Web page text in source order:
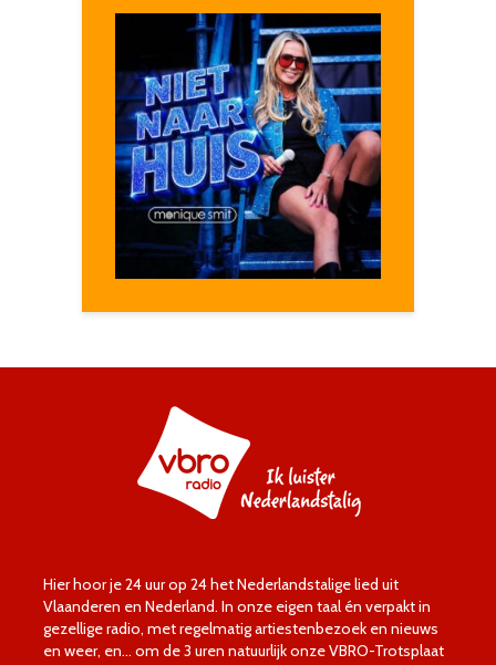
Hier hoor je 24 uur op 24 het Nederlandstalige lied uit
Vlaanderen en Nederland. In onze eigen taal én verpakt in
gezellige radio, met regelmatig artiestenbezoek en nieuws
en weer, en… om de 3 uren natuurlijk onze VBRO-Trotsplaat